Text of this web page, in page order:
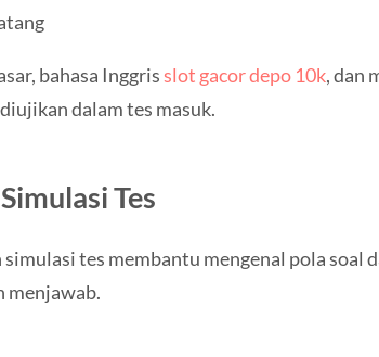
bahasa Inggrisslot gacor depo 10k, dan
dalam tes masuk.
Tes
tes membantu mengenal pola soal
menjawab.